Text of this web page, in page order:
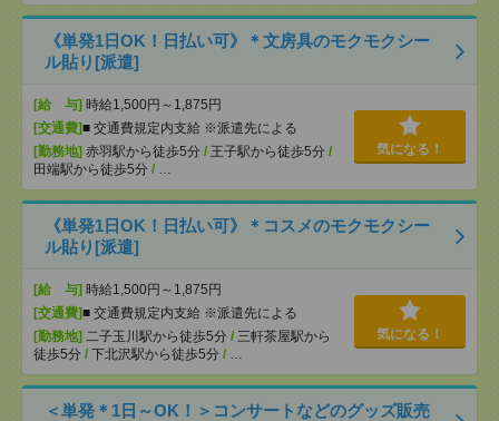
《単発1日OK！日払い可》＊文房具のモクモクシー
ル貼り[派遣]
[給 与] 時給1,500円～1,875円
[交通費]■ 交通費規定内支給 ※派遣先による
[勤務地] 赤羽駅から徒歩5分 / 王子駅から徒歩5分 /
田端駅から徒歩5分 / …
気になる！
《単発1日OK！日払い可》＊コスメのモクモクシー
ル貼り[派遣]
[給 与] 時給1,500円～1,875円
[交通費]■ 交通費規定内支給 ※派遣先による
[勤務地] 二子玉川駅から徒歩5分 / 三軒茶屋駅から
徒歩5分 / 下北沢駅から徒歩5分 / …
気になる！
＜単発＊1日～OK！＞コンサートなどのグッズ販売